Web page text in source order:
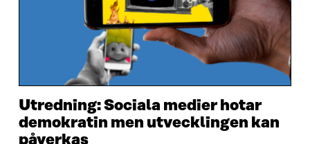
Utredning: Sociala medier hotar
demokratin men utvecklingen kan
påverkas